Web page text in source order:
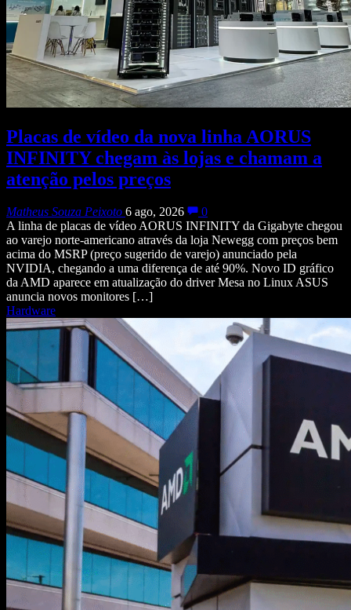
Placas de vídeo da nova linha AORUS
INFINITY chegam às lojas e chamam a
atenção pelos preços
Matheus Souza Peixoto 6 ago, 2026
0
A linha de placas de vídeo AORUS INFINITY da Gigabyte chegou
ao varejo norte-americano através da loja Newegg com preços bem
acima do MSRP (preço sugerido de varejo) anunciado pela
NVIDIA, chegando a uma diferença de até 90%. Novo ID gráfico
da AMD aparece em atualização do driver Mesa no Linux ASUS
anuncia novos monitores […]
Hardware